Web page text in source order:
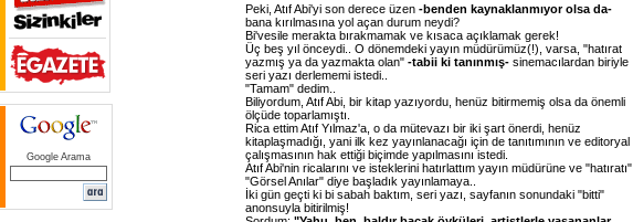
Google Arama
Peki, Atıf Abi'yi son derece üzen -benden kaynaklanmıyor olsa da-
bana kırılmasına yol açan durum neydi?
Bi'vesile merakta bırakmamak ve kısaca açıklamak gerek!
Üç beş yıl önceydi.. O dönemdeki yayın müdürümüz(!), varsa, "hatırat
yazmış ya da yazmakta olan" -tabii ki tanınmış- sinemacılardan biriyle
seri yazı derlememi istedi..
"Tamam" dedim..
Biliyordum, Atıf Abi, bir kitap yazıyordu, henüz bitirmemiş olsa da önemli
ölçüde toparlamıştı.
Rica ettim Atıf Yılmaz'a, o da mütevazı bir iki şart önerdi, henüz
kitaplaşmadığı, yani ilk kez yayınlanacağı için de tanıtımının ve editoryal
çalışmasının hak ettiği biçimde yapılmasını istedi.
Atıf Abi'nin ricalarını ve isteklerini hatırlattım yayın müdürüne ve "hatıratı"
"Görsel Anılar" diye başladık yayınlamaya..
İki gün geçti ki bi sabah baktım, seri yazı, sayfanın sonundaki "bitti"
anonsuyla bitirilmiş!